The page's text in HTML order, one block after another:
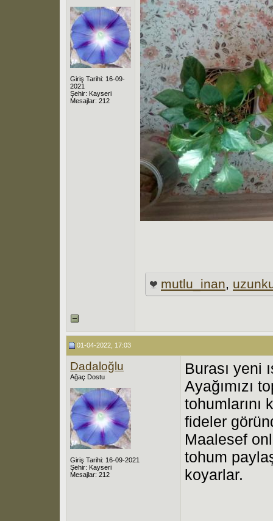
Giriş Tarihi: 16-09-
2021
Şehir: Kayseri
Mesajlar: 212
mutlu_inan,
01-04-2022, 17:03
Dadaloğlu
Ağaç Dostu
Giriş Tarihi: 16-09-2021
Şehir: Kayseri
Mesajlar: 212
Burası yeni
Ayağımızı
tohumlarını
fideler
Maalesef
tohum
koyarlar.